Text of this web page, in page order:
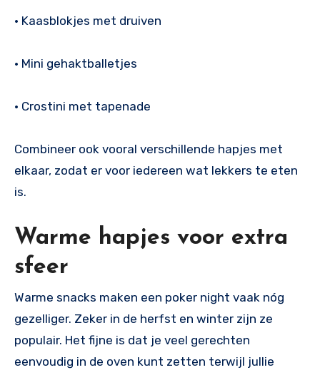
• Kaasblokjes met druiven
• Mini gehaktballetjes
• Crostini met tapenade
Combineer ook vooral verschillende hapjes met
elkaar, zodat er voor iedereen wat lekkers te eten
is.
Warme hapjes voor extra
sfeer
Warme snacks maken een poker night vaak nóg
gezelliger. Zeker in de herfst en winter zijn ze
populair. Het fijne is dat je veel gerechten
eenvoudig in de oven kunt zetten terwijl jullie